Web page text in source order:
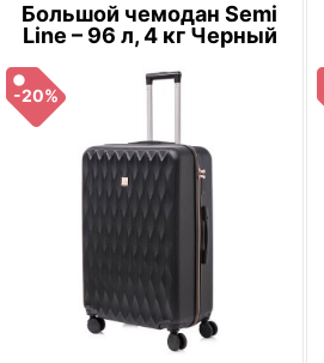
Большой чемодан Semi
Line – 96 л, 4 кг Черный
-20%